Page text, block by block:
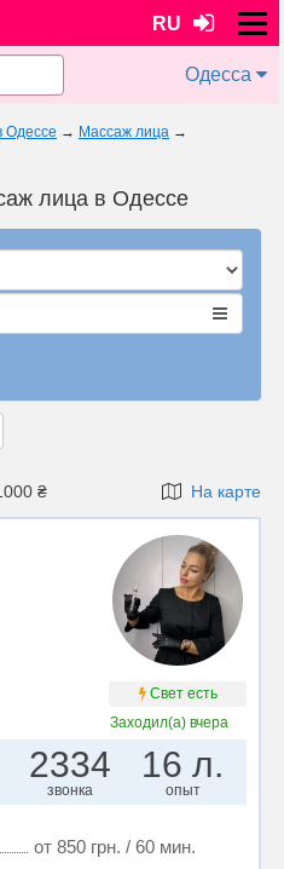
RU
Одесса
Одессе → Массаж лица →
лица в Одессе
₴ На карте
Свет есть
Заходил(а) вчера
2334
звонка
16 л.
опыт
от 850 грн. / 60 мин.